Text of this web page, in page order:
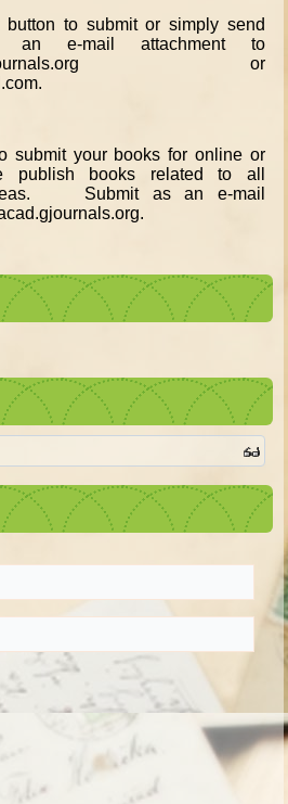
to submit or simply send
an e-mail attachment to
or
submit your books for online or
publish books related to all
Submit as an e-mail